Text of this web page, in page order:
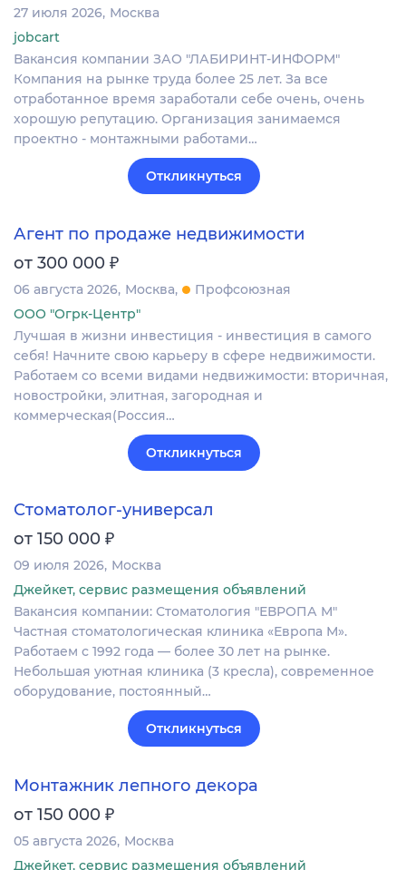
27 июля 2026 Москва
jobcart
Вакансия компании ЗАО "ЛАБИРИНТ-ИНФОРМ"
Компания на рынке труда более 25 лет. За все
отработанное время заработали себе очень, очень
хорошую репутацию. Организация занимаемся
проектно - монтажными работами…
Откликнуться
Агент по продаже недвижимости
от 300 000 ₽
06 августа 2026 Москва
Профсоюзная
ООО "Огрк-Центр"
Лучшая в жизни инвестиция - инвестиция в самого
себя! Начните свою карьеру в сфере недвижимости.
Работаем со всеми видами недвижимости: вторичная,
новостройки, элитная, загородная и
коммерческая(Россия…
Откликнуться
Стоматолог-универсал
от 150 000 ₽
09 июля 2026 Москва
Джейкет, сервис размещения объявлений
Вакансия компании: Стоматология "ЕВРОПА М"
Частная стоматологическая клиника «Европа М».
Работаем с 1992 года — более 30 лет на рынке.
Небольшая уютная клиника (3 кресла), современное
оборудование, постоянный…
Откликнуться
Монтажник лепного декора
от 150 000 ₽
05 августа 2026 Москва
Джейкет, сервис размещения объявлений